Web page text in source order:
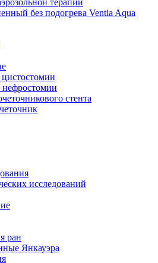
терапии
без подогрева Ventia Aqua
стента
исследований
ран
Янкауэра